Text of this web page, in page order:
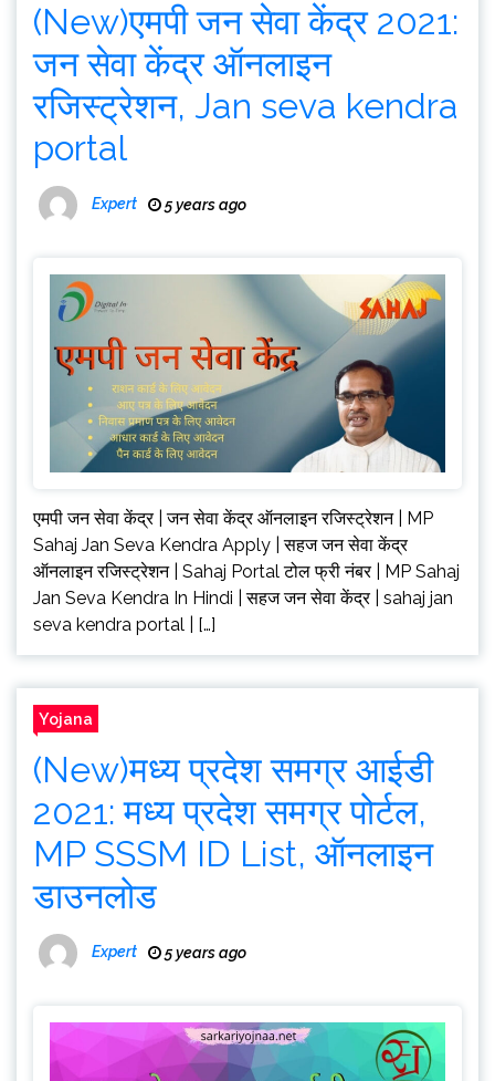
(New)एमपी जन सेवा केंद्र 2021:
जन सेवा केंद्र ऑनलाइन
रजिस्ट्रेशन, Jan seva kendra
portal
Expert 5 years ago
एमपी जन सेवा केंद्र | जन सेवा केंद्र ऑनलाइन रजिस्ट्रेशन | MP
Sahaj Jan Seva Kendra Apply | सहज जन सेवा केंद्र
ऑनलाइन रजिस्ट्रेशन | Sahaj Portal टोल फ्री नंबर | MP Sahaj
Jan Seva Kendra In Hindi | सहज जन सेवा केंद्र | sahaj jan
seva kendra portal | […]
Yojana
(New)मध्य प्रदेश समग्र आईडी
2021: मध्य प्रदेश समग्र पोर्टल,
MP SSSM ID List, ऑनलाइन
डाउनलोड
Expert 5 years ago